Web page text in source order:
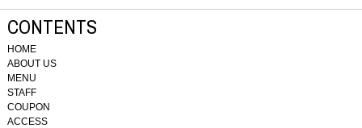
CONTENTS
HOME
ABOUT US
MENU
STAFF
COUPON
ACCESS